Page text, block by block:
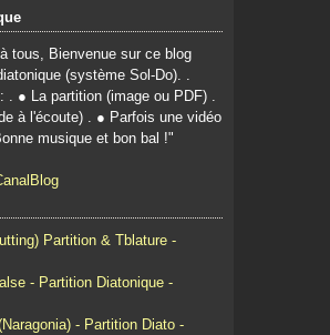
tous, Bienvenue sur ce blog
(système Sol-Do). .
. ● La partition (image ou PDF) .
à l'écoute) . ● Parfois une vidéo
musique et bon bal !"
Partition & Tblature -
- Partition Diatonique -
- Partition Diato -